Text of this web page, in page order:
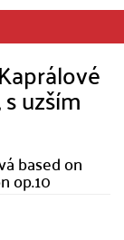
uzším
based on
op.10